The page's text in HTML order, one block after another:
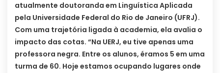
atualmente doutoranda em Linguística Aplicada
pela Universidade Federal do Rio de Janeiro (UFRJ).
Com uma trajetória ligada à academia, ela avalia o
impacto das cotas. “Na UERJ, eu tive apenas uma
professora negra. Entre os alunos, éramos 5 em uma
turma de 60. Hoje estamos ocupando lugares onde